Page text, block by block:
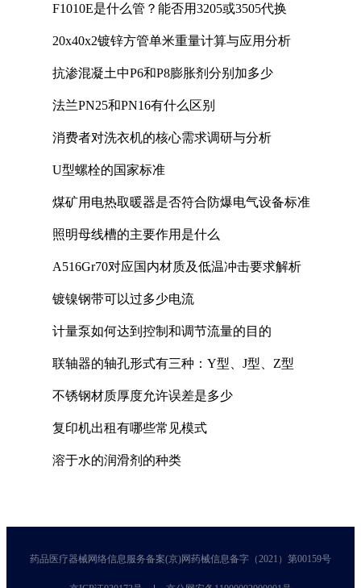
F1010E是什么管？能否用3205或3505代换
20x40x2镀锌方管单米重量计算与应用分析
抗渗混凝土中P6和P8膨胀剂分别加多少
法兰PN25和PN16有什么区别
消费者对洗衣机的核心需求调研与分析
U型螺栓的国家标准
煤矿用电热取暖器是否符合防爆电气设备标准
照明母线槽的主要作用是什么
A516Gr70对应国内材质及低温冲击要求解析
镀镍钢带可以过多少电流
计量泵如何达到控制和调节流量的目的
联轴器的轴孔形式有三种：Y型、J型、Z型
不锈钢材质厚度允许误差是多少
复印机出租有哪些常见模式
溶于水的润滑剂的种类
药品医疗器械网络信息服务备案(京)网药械信息备字（2021）第00159号